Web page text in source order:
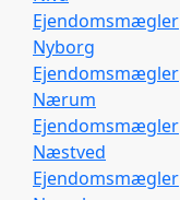
Ejendomsmægler
Nyborg
Ejendomsmægler
Nærum
Ejendomsmægler
Næstved
Ejendomsmægler